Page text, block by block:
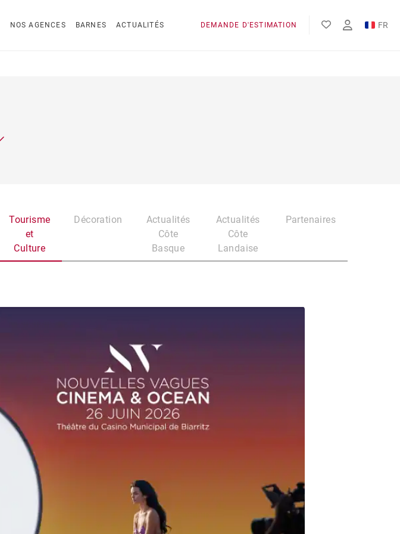
NOS AGENCES BARNES ACTUALITÉS DEMANDE D'ESTIMATION FR
EN
Tourisme
et
Culture
Décoration
Actualités
Côte
Basque
Actualités
Côte
Landaise
Partenaires